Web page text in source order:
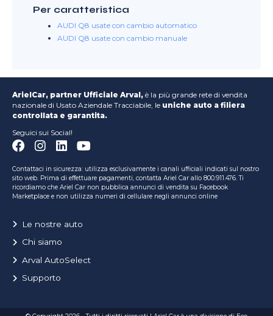
Per caratteristica
AUDI Q8 usate con cambio automatico
AUDI Q8 usate con cambio manuale
ArielCar, partner Ufficiale Arval, è la più grande rete di vendita
nazionale di Usato Aziendale Tracciabile, le uniche auto a filiera
controllata e garantita.
Seguici sui Social!
Contattaci in sicurezza: utilizza esclusivamente i canali ufficiali indicati sul nostro
sito web. Prima di effettuare pagamenti, contatta Ariel Car allo 800.911.476. Ti
ricordiamo che Ariel Car non pubblica annunci di vendita su Facebook
Marketplace e non utilizza numeri di cellulare negli annunci online
Le nostre auto
Chi siamo
Arval AutoSelect
Supporto